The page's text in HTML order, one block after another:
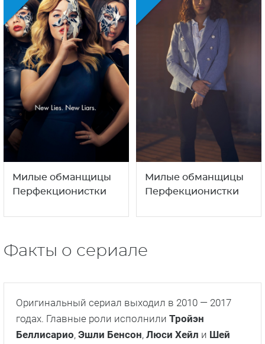
Милые обманщицы
Перфекционистки
Милые обманщицы
Перфекционистки
Факты о сериале
Оригинальный сериал выходил в 2010 — 2017
годах. Главные роли исполнили Тройэн
Беллисарио, Эшли Бенсон, Люси Хейл и Шей